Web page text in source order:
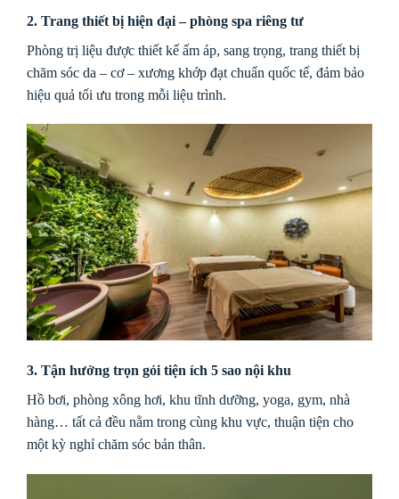
2. Trang thiết bị hiện đại – phòng spa riêng tư
Phòng trị liệu được thiết kế ấm áp, sang trọng, trang thiết bị
chăm sóc da – cơ – xương khớp đạt chuẩn quốc tế, đảm bảo
hiệu quả tối ưu trong mỗi liệu trình.
3. Tận hưởng trọn gói tiện ích 5 sao nội khu
Hồ bơi, phòng xông hơi, khu tĩnh dưỡng, yoga, gym, nhà
hàng… tất cả đều nằm trong cùng khu vực, thuận tiện cho
một kỳ nghỉ chăm sóc bản thân.